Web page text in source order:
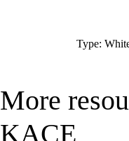
Type:
More
KACE